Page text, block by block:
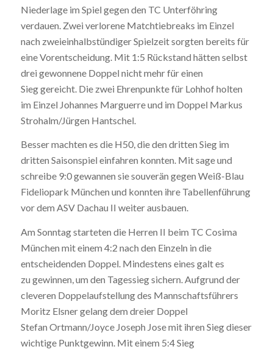
Niederlage im Spiel gegen den TC Unterföhring
verdauen. Zwei verlorene Matchtiebreaks im Einzel
nach zweieinhalbstündiger Spielzeit sorgten bereits für
eine Vorentscheidung. Mit 1:5 Rückstand hätten selbst
drei gewonnene Doppel nicht mehr für einen
Sieg gereicht. Die zwei Ehrenpunkte für Lohhof holten
im Einzel Johannes Marguerre und im Doppel Markus
Strohalm/Jürgen Hantschel.
Besser machten es die H50, die den dritten Sieg im
dritten Saisonspiel einfahren konnten. Mit sage und
schreibe 9:0 gewannen sie souverän gegen Weiß-Blau
Fideliopark München und konnten ihre Tabellenführung
vor dem ASV Dachau II weiter ausbauen.
Am Sonntag starteten die Herren II beim TC Cosima
München mit einem 4:2 nach den Einzeln in die
entscheidenden Doppel. Mindestens eines galt es
zu gewinnen, um den Tagessieg sichern. Aufgrund der
cleveren Doppelaufstellung des Mannschaftsführers
Moritz Elsner gelang dem dreier Doppel
Stefan Ortmann/Joyce Joseph Jose mit ihren Sieg dieser
wichtige Punktgewinn. Mit einem 5:4 Sieg